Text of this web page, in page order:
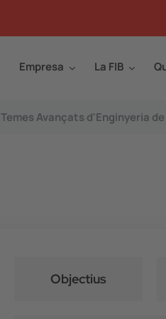
Empresa La FIB
Temes Avançats d'Enginyeria de
Objectius